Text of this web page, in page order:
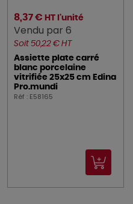
8,37 € HT l'unité
Vendu par 6
Soit 50,22 € HT
Assiette plate carré
blanc porcelaine
vitrifiée 25x25 cm Edina
Pro.mundi
Réf : E58165